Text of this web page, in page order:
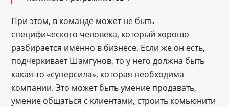
При этом, в команде может не быть
специфического человека, который хорошо
разбирается именно в бизнесе. Если же он есть,
подчеркивает Шамгунов, то у него должна быть
какая-то «суперсила», которая необходима
компании. Это может быть умение продавать,
умение общаться с клиентами, строить комьюнити